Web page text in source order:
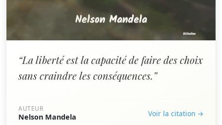
“La liberté est la capacité de faire des choix
sans craindre les conséquences.”
AUTEUR
Nelson Mandela Voir la citation →